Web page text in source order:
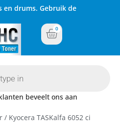
en drums. Gebruik de
0
beveelt ons aan
Kyocera TASKalfa 6052 ci